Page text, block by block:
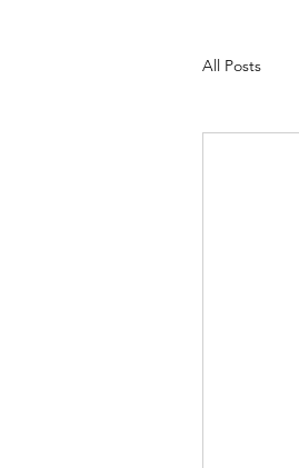
All Posts